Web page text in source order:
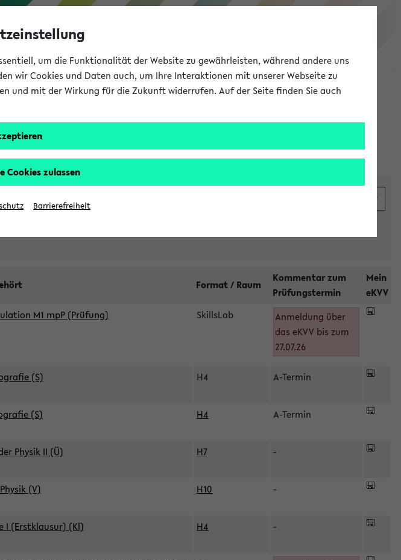
eKVV
Format / Raum
Kommentar zum
Prüfungstermin
Mein
eKVV
M1 mpP (Prüfung)
SkillsLab
Anmeldung über
das eKVV bis zum
27.07.26
(S) H4 A-Termin
(S) H4 A-Termin
Physik II (Ü) H7 -
(V) H10 -
I (Erstklausur) (Kl) H4 -
um die Funktionalität der Website zu gewährleisten, während andere uns
wir Cookies und Daten auch, um Ihre Interaktionen mit unserer Webseite zu
und mit der Wirkung für die Zukunft widerrufen. Auf der Seite finden Sie auch
Cookies zulassen
Barrierefreiheit